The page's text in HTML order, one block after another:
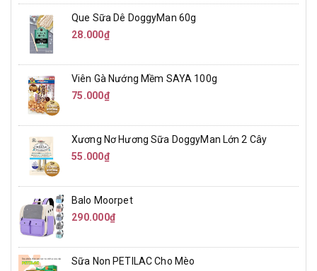
Que Sữa Dê DoggyMan 60g
28.000₫
Viên Gà Nướng Mềm SAYA 100g
75.000₫
Xương Nơ Hương Sữa DoggyMan Lớn 2 Cây
55.000₫
Balo Moorpet
290.000₫
Sữa Non PETILAC Cho Mèo